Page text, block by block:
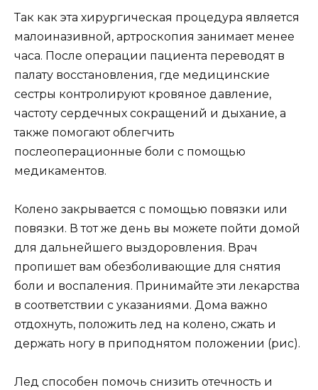
Так как эта хирургическая процедура является
малоиназивной, артроскопия занимает менее
часа. После операции пациента переводят в
палату восстановления, где медицинские
сестры контролируют кровяное давление,
частоту сердечных сокращений и дыхание, а
также помогают облегчить
послеоперационные боли с помощью
медикаментов.
Колено закрывается с помощью повязки или
повязки. В тот же день вы можете пойти домой
для дальнейшего выздоровления. Врач
пропишет вам обезболивающие для снятия
боли и воспаления. Принимайте эти лекарства
в соответствии с указаниями. Дома важно
отдохнуть, положить лед на колено, сжать и
держать ногу в приподнятом положении (рис).
Лед способен помочь снизить отечность и